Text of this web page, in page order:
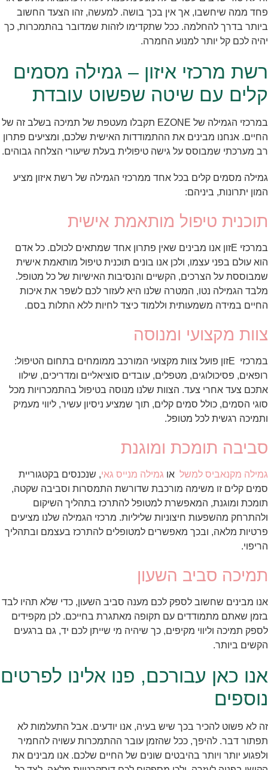
פחד ממה שיחשבו, אך אין בכך בושה. למעשה, זהו הצעד החשוב
ביותר בדרך להחלמה. ככל שתקדימו לזהות שמדובר בהתמכרות, כך
יהיה לכם קל יותר למנוע החמרה.
רשת מרכזי איזון – גמילה מסמים
קלים עם שיטה שפשוט עובדת
במרכזי הגמילה של EZONE תקבלו מעטפת של תמיכה בשלב זה של
החיים. אנחנו מבינים את ההתמודדות האישית שלכם, ומציעים פתרון
רב מערכתי שמבוסס על גישה טיפולית בעלת שיעורי הצלחה גבוהים.
גמילה מסמים קלים בכל אחד ממרכזי הגמילה של רשת איזון מציע
המון יתרונות, ביניהם:
תוכנית טיפול מותאמת אישית
במרכזי Eזון אנו מבינים שאין פתרון אחד שמתאים לכולם. כל אדם
הוא עולם בפני עצמו, ולכן אנו בונים תוכנית טיפול מותאמת אישית
שמבוססת על הצרכים, הקשיים והנסיבות האישיות של כל מטופל.
מלבד הגמילה נטו, המטרה שלנו היא לעזור לכם לשפר את איכות
החיים במידה משמעותית וללמוד כיצד לחיות ללא התלות בסם.
צוות מקצועי ומנוסה
במרכזי Eזון פועל צוות מקצועי המורכב ממומחים בתחום הטיפול:
רופאים, פסיכולוגים, מטפלים, עובדים סוציאליים ומדריכים, שילוו
אתכם צעד אחרי צעד. הצוות שלנו מנוסה בטיפול בהתמכרויות מכל
סוגי הסמים, כולל סמים קלים, תוך שמציע ניסיון עשיר, ליווי מעמיק
ותמיכה רגשית לכל מטופל.
סביבה תומכת ומוגנת
גמילה מקנאביס למשל או גמילה מנייס גאי, שנכנסים בקטגוריית
סמים קלים זו משימה מורכבת שדורשת התמסרות וסביבה שקטה,
תומכת ומוגנת, המאפשרת למטופל להתרכז בתהליך השיקום
ולהתרחק מהשפעות חיצוניות שליליות. מרכזי הגמילה שלנו מציעים
פרטיות מלאה, ובכך מאפשרים למטופלים להתרכז בעצמם ובתהליך
הריפוי.
תמיכה סביב השעון
אנו מבינים שחשוב לספק לכם מענה סביב השעון, כדי שלא תהיו לבד
בזמן שאתם מתמודדים עם תקופה מאתגרת בחייכם. לכן מקפידים
לספק תמיכה וליווי מקיפים, כך שיהיה מי שייתן לכם יד, גם ברגעים
הקשים ביותר.
אנו כאן עבורכם, פנו אלינו לפרטים
נוספים
זה לא פשוט להכיר בכך שיש בעיה, אנו יודעים. אבל התעלמות לא
תפתור דבר. להיפך, ככל שהזמן עובר ההתמכרות עשויה להחמיר
ולפגוע יותר ויותר בהיבטים שונים של החיים שלכם. אנו מבינים את